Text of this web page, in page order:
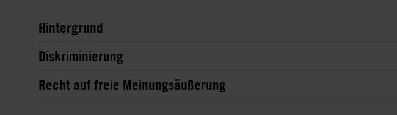
Hintergrund
Diskriminierung
Recht auf freie Meinungsäußerung